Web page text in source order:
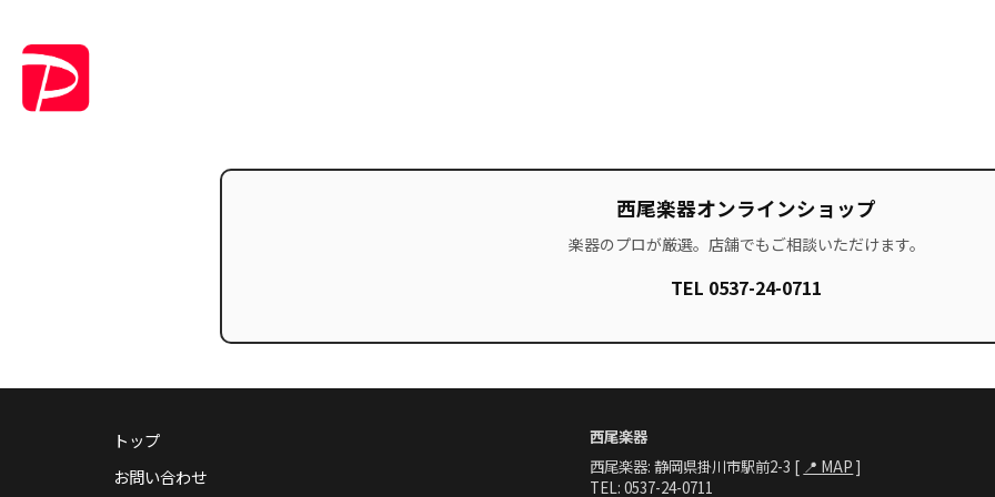
西尾楽器オンラインショップ
楽器のプロが厳選。店舗でもご相談いただけます。
TEL 0537-24-0711
トップ
お問い合わせ
西尾楽器
西尾楽器: 静岡県掛川市駅前2-3 [ 📍 MAP ]
TEL: 0537-24-0711